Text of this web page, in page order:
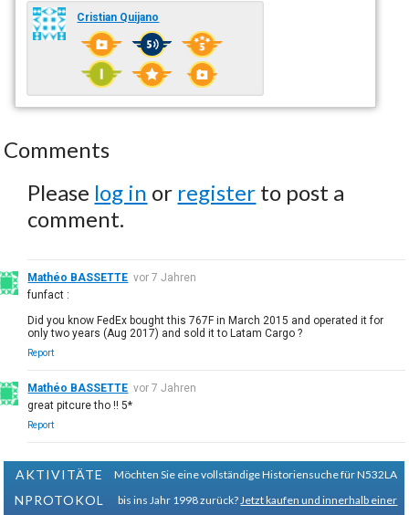
Cristian Quijano
Comments
Please log in or register to post a
comment.
Mathéo BASSETTE vor 7 Jahren
funfact :
Did you know FedEx bought this 767F in March 2015 and operated it for
only two years (Aug 2017) and sold it to Latam Cargo ?
Report
Mathéo BASSETTE vor 7 Jahren
great pitcure tho !! 5*
Report
AKTIVITÄTE
NPROTOKOL
Möchten Sie eine vollständige Historiensuche für N532LA
bis ins Jahr 1998 zurück? Jetzt kaufen und innerhalb einer